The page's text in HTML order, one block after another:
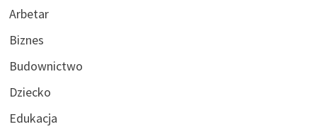
Arbetar
Biznes
Budownictwo
Dziecko
Edukacja